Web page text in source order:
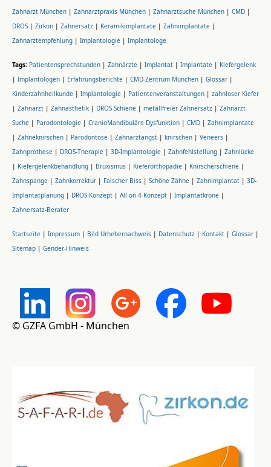
Zahnarzt München | Zahnarztpraxis München | Zahnarztsuche München | CMD |
DROS | Zirkon | Zahnersatz | Keramikimplantate | Zahnimplantate |
Zahnarztempfehlung | Implantologie | Implantologe
Tags: Patientensprechstunden | Zahnärzte | Implantat | Implantate | Kiefergelenk
| Implantologen | Erfahrungsberichte | CMD-Zentrum München | Glossar |
Kinderzahnheilkunde | Implantologie | Patientenveranstaltungen | zahnloser Kiefer
| Zahnarzt | Zahnästhetik | DROS-Schiene | metallfreier Zahnersatz | Zahnarzt-
Suche | Parodontologie | CranioMandibuläre Dysfunktion | CMD | Zahnimplantate
| Zähneknirschen | Parodontose | Zahnarztangst | knirschen | Veneers |
Zahnprothese | DROS-Therapie | 3D-Implantologie | Zahnfehlstellung | Zahnlücke
| Kiefergelenkbehandlung | Bruxismus | Kieferorthopädie | Knirscherschiene |
Zahnspange | Zahnkorrektur | Falscher Biss | Schöne Zähne | Zahnimplantat | 3D-
Implantatplanung | DROS-Konzept | All-on-4-Konzept | Implantatkrone |
Zahnersatz-Berater
Startseite | Impressum | Bild Urhebernachweis | Datenschutz | Kontakt | Glossar |
Sitemap | Gender-Hinweis
© GZFA GmbH - München